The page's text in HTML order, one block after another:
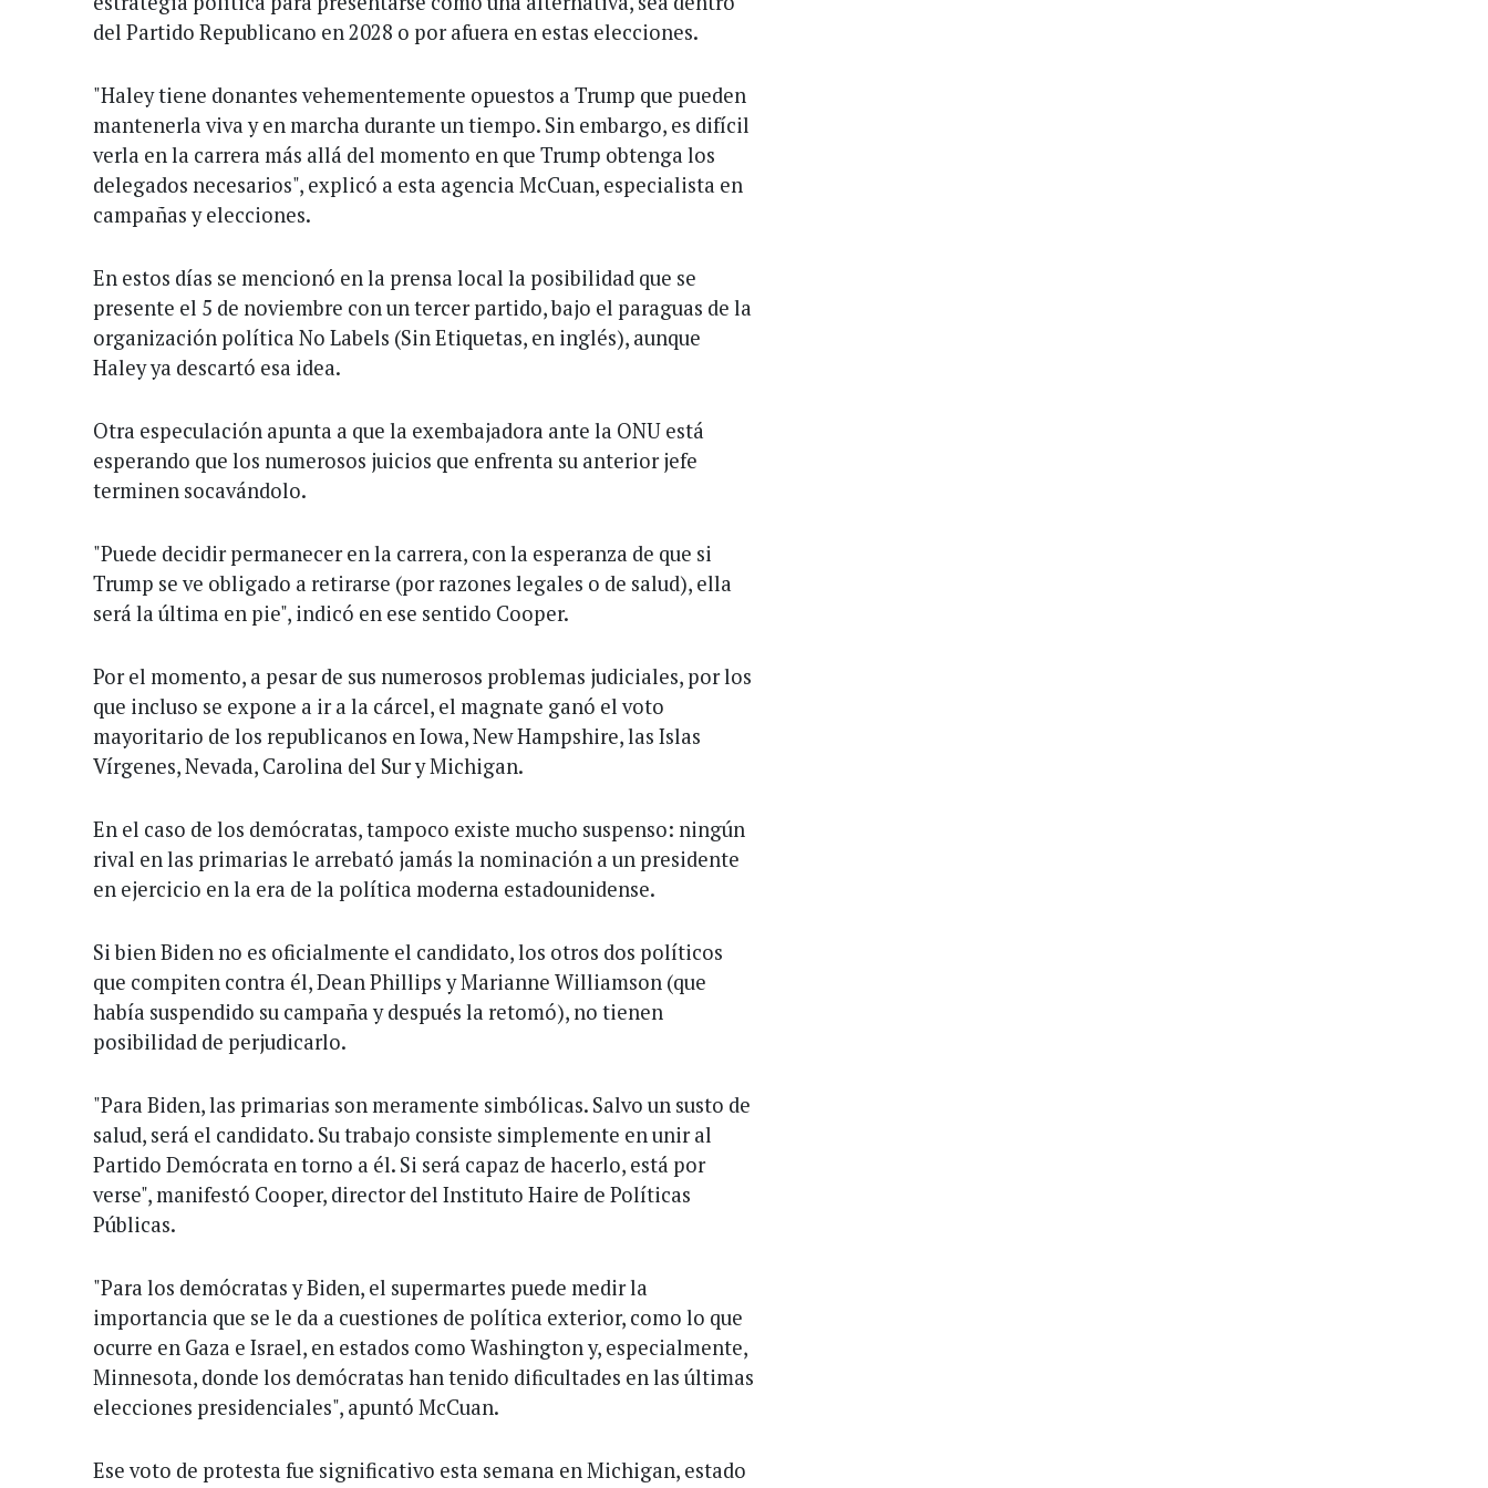
del Partido Republicano en 2028 o por afuera en estas elecciones.
"Haley tiene donantes vehementemente opuestos a Trump que pueden
mantenerla viva y en marcha durante un tiempo. Sin embargo, es difícil
verla en la carrera más allá del momento en que Trump obtenga los
delegados necesarios", explicó a esta agencia McCuan, especialista en
campañas y elecciones.
En estos días se mencionó en la prensa local la posibilidad que se
presente el 5 de noviembre con un tercer partido, bajo el paraguas de la
organización política No Labels (Sin Etiquetas, en inglés), aunque
Haley ya descartó esa idea.
Otra especulación apunta a que la exembajadora ante la ONU está
esperando que los numerosos juicios que enfrenta su anterior jefe
terminen socavándolo.
"Puede decidir permanecer en la carrera, con la esperanza de que si
Trump se ve obligado a retirarse (por razones legales o de salud), ella
será la última en pie", indicó en ese sentido Cooper.
Por el momento, a pesar de sus numerosos problemas judiciales, por los
que incluso se expone a ir a la cárcel, el magnate ganó el voto
mayoritario de los republicanos en Iowa, New Hampshire, las Islas
Vírgenes, Nevada, Carolina del Sur y Michigan.
En el caso de los demócratas, tampoco existe mucho suspenso: ningún
rival en las primarias le arrebató jamás la nominación a un presidente
en ejercicio en la era de la política moderna estadounidense.
Si bien Biden no es oficialmente el candidato, los otros dos políticos
que compiten contra él, Dean Phillips y Marianne Williamson (que
había suspendido su campaña y después la retomó), no tienen
posibilidad de perjudicarlo.
"Para Biden, las primarias son meramente simbólicas. Salvo un susto de
salud, será el candidato. Su trabajo consiste simplemente en unir al
Partido Demócrata en torno a él. Si será capaz de hacerlo, está por
verse", manifestó Cooper, director del Instituto Haire de Políticas
Públicas.
"Para los demócratas y Biden, el supermartes puede medir la
importancia que se le da a cuestiones de política exterior, como lo que
ocurre en Gaza e Israel, en estados como Washington y, especialmente,
Minnesota, donde los demócratas han tenido dificultades en las últimas
elecciones presidenciales", apuntó McCuan.
Ese voto de protesta fue significativo esta semana en Michigan, estado